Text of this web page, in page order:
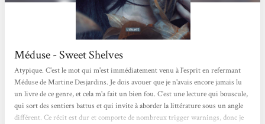
Méduse - Sweet Shelves
Atypique. C'est le mot qui m'est immédiatement venu à l'esprit en refermant
Méduse de Martine Desjardins. Je dois avouer que je n'avais encore jamais lu
un livre de ce genre, et cela m'a fait un bien fou. C'est une lecture qui bouscule,
qui sort des sentiers battus et qui invite à aborder la littérature sous un angle
différent. Ce récit est dur et comporte de nombreux trigger warnings, donc je